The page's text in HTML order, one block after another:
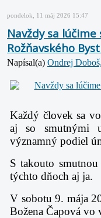
pondelok, 11 máj 2026 15:47
Navždy sa lúčime
Rožňavského
Napísal(a) Ondrej
Každý človek sa
aj so smutnými
významný podiel
S takouto
týchto dňoch aj ja.
V sobotu 9. mája
Božena Čapová vo